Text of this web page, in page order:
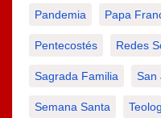
Pandemia Papa
Pentecostés Redes
Sagrada Familia San
Semana Santa